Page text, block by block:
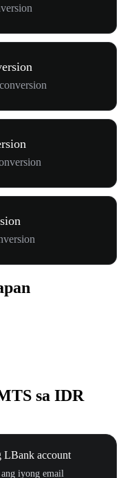
sa IDR
LBank account
iyong email